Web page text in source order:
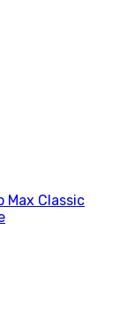
Max Classic